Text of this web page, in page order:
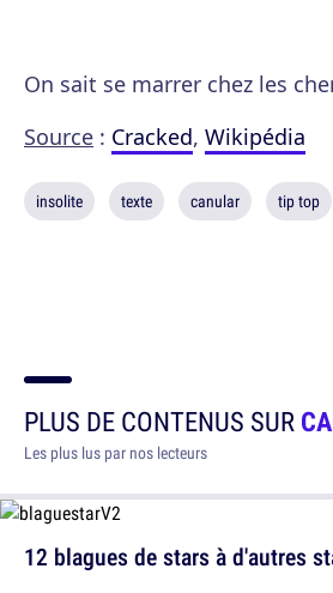
On sait se marrer chez les
Source : Cracked, Wikipédia
insolite texte canular tip top
PLUS DE CONTENUS SUR
Les plus lus par nos lecteurs
12 blagues de stars à d'autres